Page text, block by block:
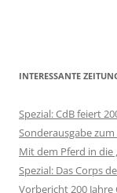
INTERESSANTE
Spezial: CdB feiert
Sonderausgabe
Mit dem Pferd in die
Spezial: Das Corps
Vorbericht 200 Jahre